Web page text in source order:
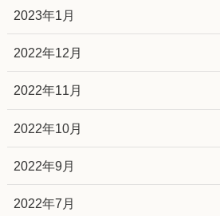
2023年1月
2022年12月
2022年11月
2022年10月
2022年9月
2022年7月